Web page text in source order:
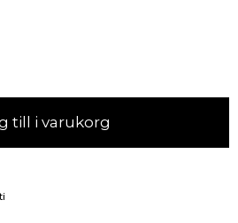
till i varukorg